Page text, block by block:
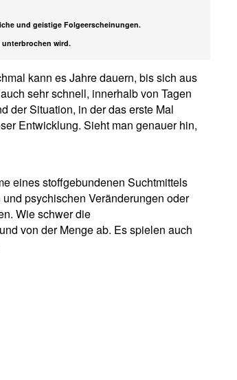
und geistige Folgeerscheinungen.
unterbrochen wird.
kann es Jahre dauern, bis sich aus
sehr schnell, innerhalb von Tagen
der Situation, in der das erste Mal
Entwicklung. Sieht man genauer hin,
eines stoffgebundenen Suchtmittels
psychischen Veränderungen oder
Wie schwer die
von der Menge ab. Es spielen auch